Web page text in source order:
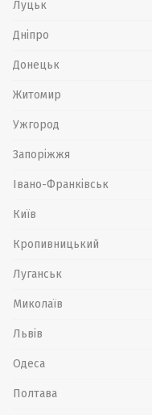
Луцьк
Дніпро
Донецьк
Житомир
Ужгород
Запоріжжя
Івано-Франківськ
Київ
Кропивницький
Луганськ
Миколаїв
Львів
Одеса
Полтава